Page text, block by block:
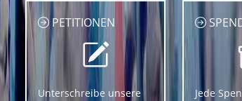
PETITIONEN
Unterschreibe unsere
Jede